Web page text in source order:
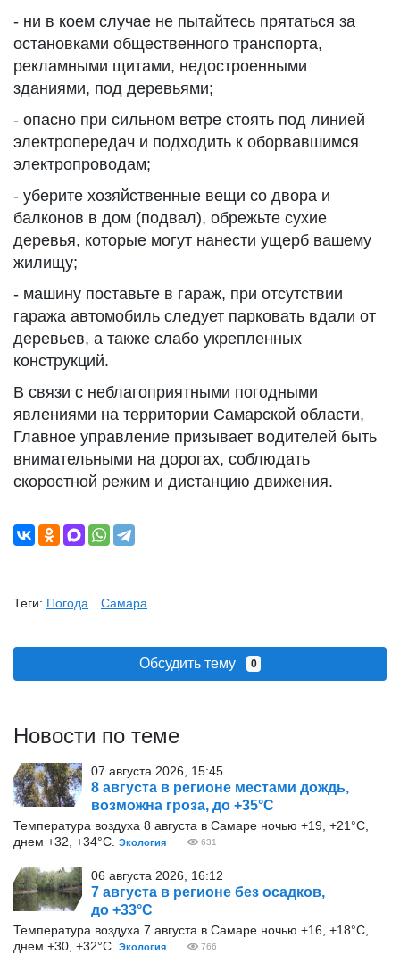
- ни в коем случае не пытайтесь прятаться за
остановками общественного транспорта,
рекламными щитами, недостроенными
зданиями, под деревьями;
- опасно при сильном ветре стоять под линией
электропередач и подходить к оборвавшимся
электропроводам;
- уберите хозяйственные вещи со двора и
балконов в дом (подвал), обрежьте сухие
деревья, которые могут нанести ущерб вашему
жилищу;
- машину поставьте в гараж, при отсутствии
гаража автомобиль следует парковать вдали от
деревьев, а также слабо укрепленных
конструкций.
В связи с неблагоприятными погодными
явлениями на территории Самарской области,
Главное управление призывает водителей быть
внимательными на дорогах, соблюдать
скоростной режим и дистанцию движения.
Теги: Погода Самара
Обсудить тему 0
Новости по теме
07 августа 2026, 15:45
8 августа в регионе местами дождь,
возможна гроза, до +35°С
Температура воздуха 8 августа в Самаре ночью +19, +21°С,
днем +32, +34°С.
Экология 631
06 августа 2026, 16:12
7 августа в регионе без осадков,
до +33°С
Температура воздуха 7 августа в Самаре ночью +16, +18°С,
днем +30, +32°С.
Экология 766